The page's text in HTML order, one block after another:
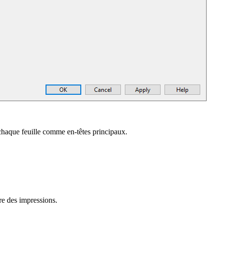
feuille comme en-têtes principaux.
des impressions.